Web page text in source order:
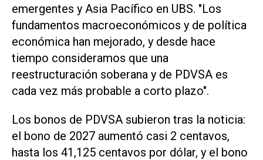
emergentes y Asia Pacífico en UBS. "Los
fundamentos macroeconómicos y de política
económica han ‌mejorado, y desde ⁠hace
tiempo consideramos que una
reestructuración soberana y de PDVSA es
cada vez más probable a corto plazo".
Los bonos ​de PDVSA subieron tras la noticia:
el bono de 2027 aumentó casi 2 centavos,
hasta los 41,125 centavos por dólar, y el bono